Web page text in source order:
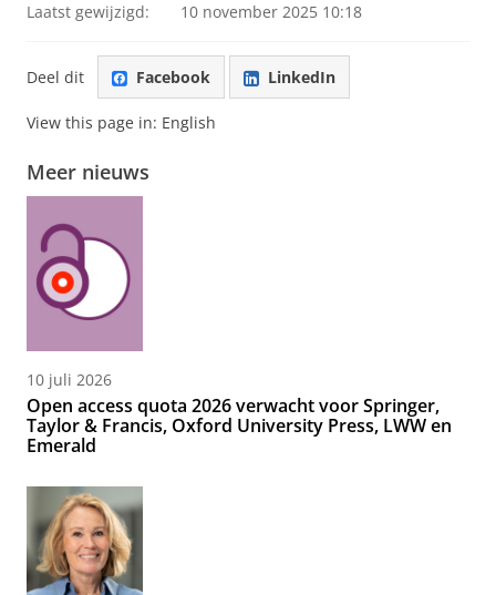
Laatst gewijzigd: 10 november 2025 10:18
Deel dit Facebook LinkedIn
View this page in: English
Meer nieuws
10 juli 2026
Open access quota 2026 verwacht voor Springer,
Taylor & Francis, Oxford University Press, LWW en
Emerald